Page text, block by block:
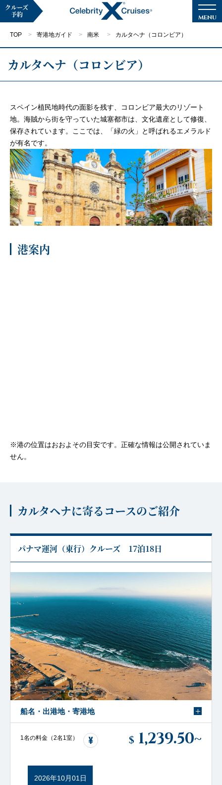
クルーズ検索
キャンペーン・特集
クルーズの楽しみ方
船内へようこそ
クルーズ
予約
TOP 寄港地ガイド 南米 カルタヘナ（コロンビア）
カルタヘナ（コロンビア）
スペイン植民地時代の面影を残す、コロンビア最大のリゾート
地。海賊から街を守っていた城塞都市は、文化遺産として修復、
保存されています。ここでは、「緑の火」と呼ばれるエメラルド
が有名です。
港案内
※港の位置はおおよその目安です。正確な情報は公開されていま
せん。
カルタヘナに寄るコースのご紹介
パナマ運河（東行）クルーズ 17泊18日
船名・出港地・寄港地
1名の料金（2名1室） $ 1,239.50~
2026年10月01日